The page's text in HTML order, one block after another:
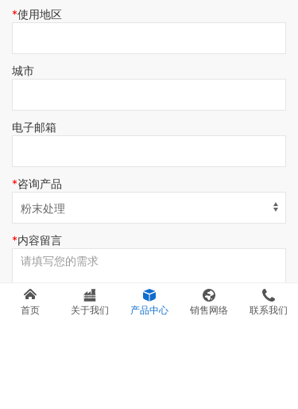
使用地区
城市
电子邮箱
咨询产品
内容留言
首页 关于我们 产品中心 销售网络 联系我们